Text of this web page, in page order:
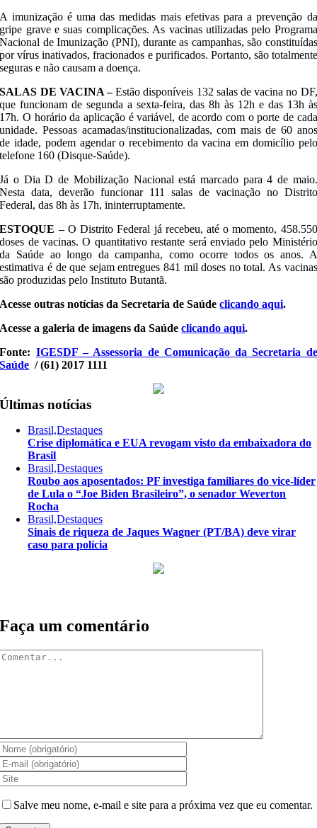
A imunização é uma das medidas mais efetivas para a prevenção da
gripe grave e suas complicações. As vacinas utilizadas pelo Programa
Nacional de Imunização (PNI), durante as campanhas, são constituídas
por vírus inativados, fracionados e purificados. Portanto, são totalmente
seguras e não causam a doença.
SALAS DE VACINA –Estão disponíveis 132 salas de vacina no DF,
que funcionam de segunda a sexta-feira, das 8h às 12h e das 13h às
17h. O horário da aplicação é variável, de acordo com o porte de cada
unidade. Pessoas acamadas/institucionalizadas, com mais de 60 anos
de idade, podem agendar o recebimento da vacina em domicílio pelo
telefone 160 (Disque-Saúde).
Já o Dia D de Mobilização Nacional está marcado para 4 de maio.
Nesta data, deverão funcionar 111 salas de vacinação no Distrito
Federal, das 8h às 17h, ininterruptamente.
ESTOQUE –O Distrito Federal já recebeu, até o momento, 458.550
doses de vacinas. O quantitativo restante será enviado pelo Ministério
da Saúde ao longo da campanha, como ocorre todos os anos. A
estimativa é de que sejam entregues 841 mil doses no total. As vacinas
são produzidas pelo Instituto Butantã.
Acesse outras notícias da Secretaria de Saúdeclicando aqui.
A​cesse a​ galeria de imagens da Saúde​clicando aqui.
Fonte: IGESDF – Assessoria de Comunicação da Secretaria de
Saúde / (61) 2017 1111
Últimas notícias
Brasil,Destaques
Crise diplomática e EUA revogam visto da embaixadora do
Brasil
Brasil,Destaques
Roubo aos aposentados: PF investiga familiares do vice-líder
de Lula o “Joe Biden Brasileiro”, o senador Weverton
Rocha
Brasil,Destaques
Sinais de riqueza de Jaques Wagner (PT/BA) deve virar
caso para polícia
Faça um comentário
Salve meu nome, e-mail e site para a próxima vez que eu comentar.